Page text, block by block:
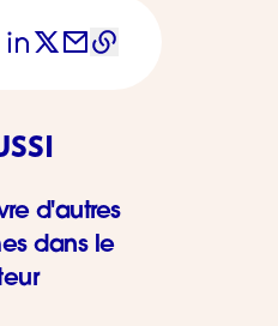
d'autres
dans le